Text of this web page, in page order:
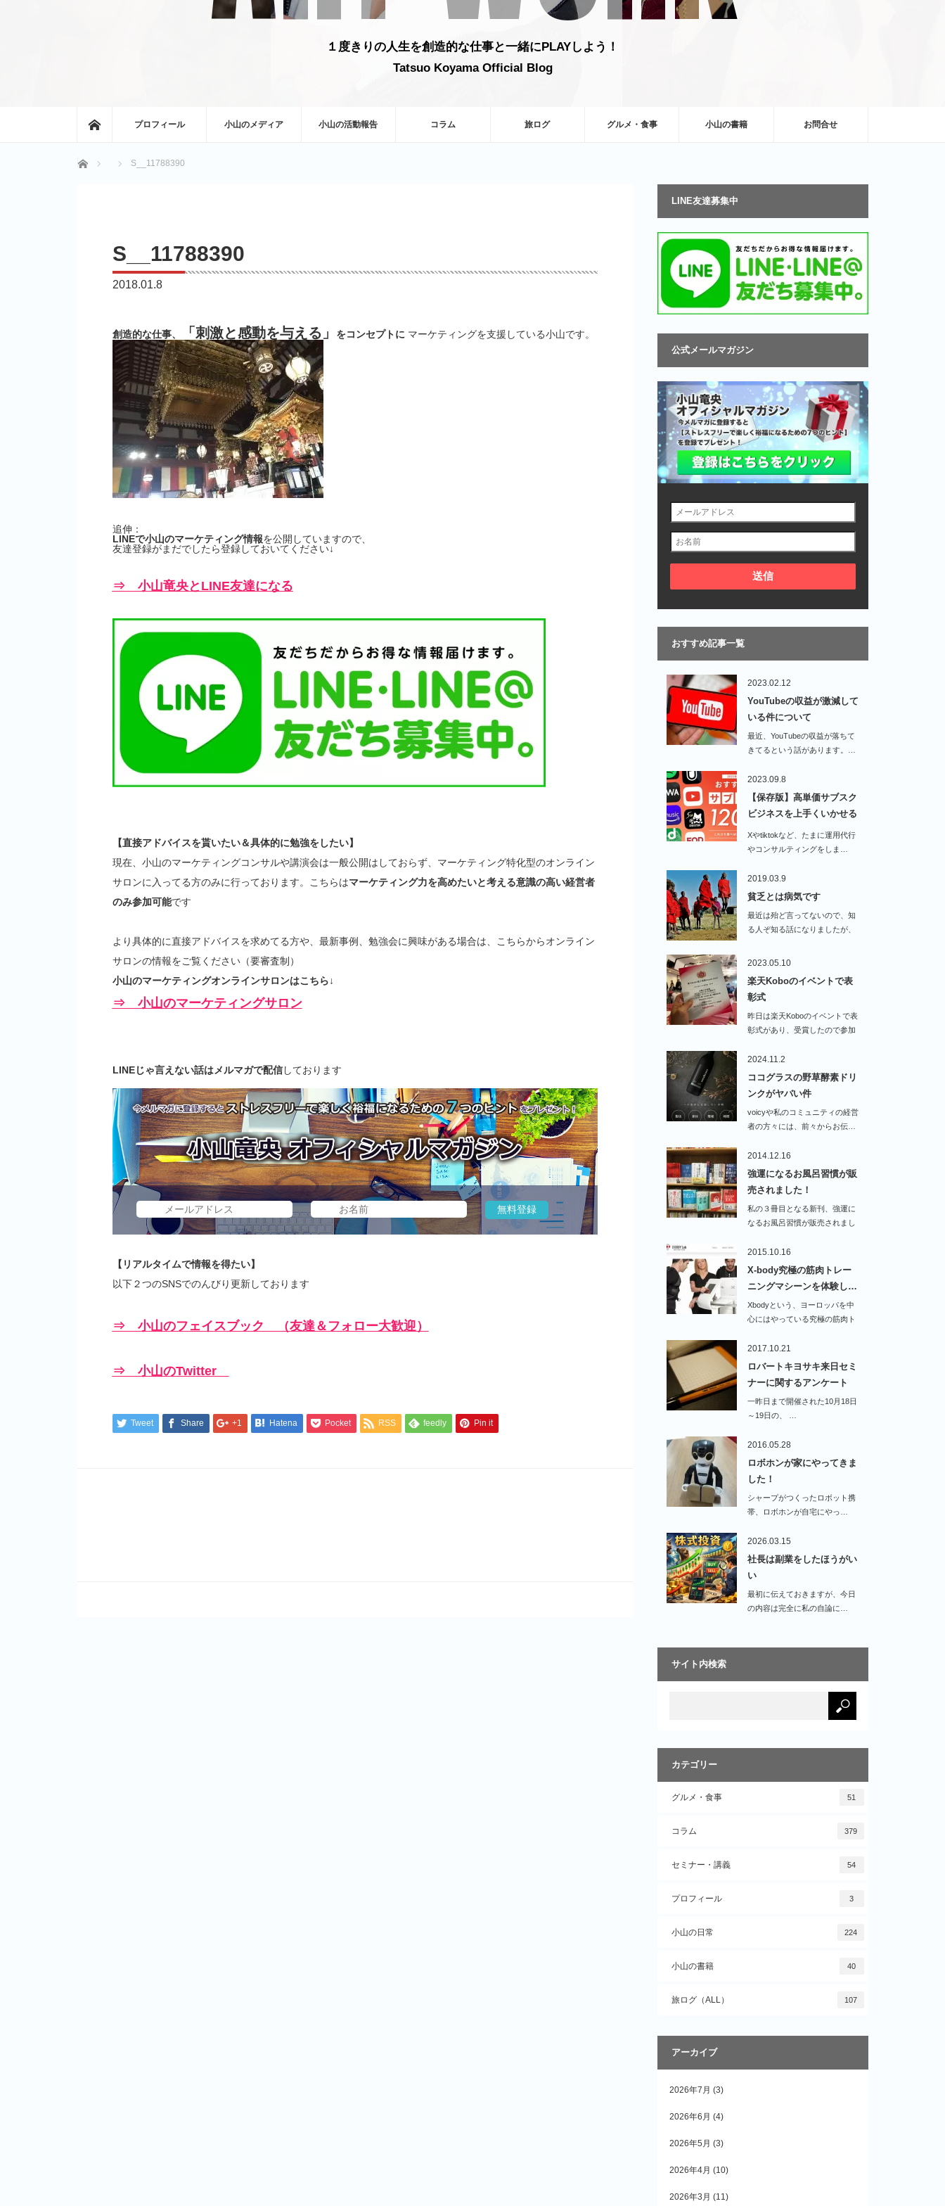
１度きりの人生を創造的な仕事と一緒にPLAYしよう！
Tatsuo Koyama Official Blog
ホームプロフィール 小山のメディア 小山の活動報告 コラム 旅ログ グルメ・食事 小山の書籍 お問合せ
ホーム S__11788390
S__11788390
2018.01.8
創造的な仕事、 「刺激と感動を与える」 をコンセプトに マーケティングを支援している小山です。
追伸：
LINEで小山のマーケティング情報を公開していますので、
友達登録がまだでしたら登録しておいてください↓
⇒ 小山竜央とLINE友達になる
【直接アドバイスを貰いたい＆具体的に勉強をしたい】
現在、小山のマーケティングコンサルや講演会は一般公開はしておらず、マーケティング特化型のオンライン
サロンに入ってる方のみに行っております。こちらはマーケティング力を高めたいと考える意識の高い経営者
のみ参加可能です
より具体的に直接アドバイスを求めてる方や、最新事例、勉強会に興味がある場合は、こちらからオンライン
サロンの情報をご覧ください（要審査制）
小山のマーケティングオンラインサロンはこちら↓
⇒ 小山のマーケティングサロン
LINEじゃ言えない話はメルマガで配信しております
【リアルタイムで情報を得たい】
以下２つのSNSでのんびり更新しております
⇒ 小山のフェイスブック （友達＆フォロー大歓迎）
⇒ 小山のTwitter
Tweet Share +1 Hatena Pocket RSS feedly Pin it
LINE友達募集中
公式メールマガジン
おすすめ記事一覧
2023.02.12
YouTubeの収益が激減して
いる件について
最近、YouTubeの収益が落ちて
きてるという話があります。…
2023.09.8
【保存版】高単価サブスク
ビジネスを上手くいかせる
Xやtiktokなど、たまに運用代行
やコンサルティングをしま…
2019.03.9
貧乏とは病気です
最近は殆ど言ってないので、知
る人ぞ知る話になりましたが、
2023.05.10
楽天Koboのイベントで表
彰式
昨日は楽天Koboのイベントで表
彰式があり、受賞したので参加
2024.11.2
ココグラスの野草酵素ドリ
ンクがヤバい件
voicyや私のコミュニティの経営
者の方々には、前々からお伝…
2014.12.16
強運になるお風呂習慣が販
売されました！
私の３冊目となる新刊、強運に
なるお風呂習慣が販売されまし
2015.10.16
X-body究極の筋肉トレー
ニングマシーンを体験し…
Xbodyという、ヨーロッパを中
心にはやっている究極の筋肉ト
2017.10.21
ロバートキヨサキ来日セミ
ナーに関するアンケート
一昨日まで開催された10月18日
～19日の、 …
2016.05.28
ロボホンが家にやってきま
した！
シャープがつくったロボット携
帯、ロボホンが自宅にやっ…
2026.03.15
社長は副業をしたほうがい
い
最初に伝えておきますが、今日
の内容は完全に私の自論に…
サイト内検索
カテゴリー
グルメ・食事 51
コラム 379
セミナー・講義 54
プロフィール 3
小山の日常 224
小山の書籍 40
旅ログ（ALL） 107
アーカイブ
2026年7月 (3)
2026年6月 (4)
2026年5月 (3)
2026年4月 (10)
2026年3月 (11)